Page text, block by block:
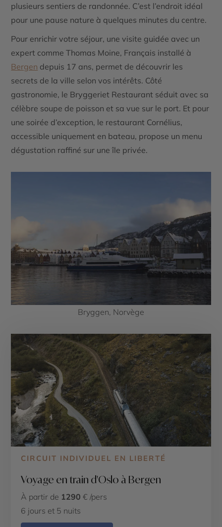
plusieurs sentiers de randonnée. C’est l’endroit idéal
pour une pause nature à quelques minutes du centre.
Pour enrichir votre séjour, une visite guidée avec un
expert comme Thomas Moine, Français installé à
Bergen depuis 17 ans, permet de découvrir les
secrets de la ville selon vos intérêts. Côté
gastronomie, le Bryggeriet Restaurant séduit avec sa
célèbre soupe de poisson et sa vue sur le port. Et pour
une soirée d’exception, le restaurant Cornélius,
accessible uniquement en bateau, propose un menu
dégustation raffiné sur une île privée.
Bryggen, Norvège
CIRCUIT INDIVIDUEL EN LIBERTÉ
Voyage en train d'Oslo à Bergen
À partir de 1290 € /pers
6 jours et 5 nuits